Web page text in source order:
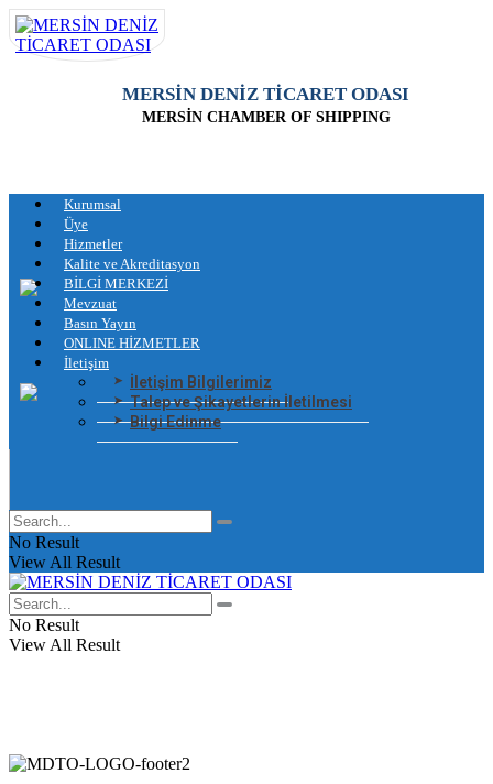
MERSİN DENİZ TİCARET ODASI
MERSİN CHAMBER OF SHIPPING
Kurumsal
Üye
Hizmetler
Kalite ve Akreditasyon
BİLGİ MERKEZİ
Mevzuat
Basın Yayın
ONLINE HİZMETLER
İletişim
İletişim Bilgilerimiz
Talep ve Şikayetlerin İletilmesi
Bilgi Edinme
No Result
View All Result
No Result
View All Result